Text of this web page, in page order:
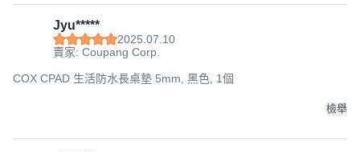
Jyu*****
2025.07.10
賣家: Coupang Corp.
COX CPAD 生活防水長桌墊 5mm, 黑色, 1個
檢舉